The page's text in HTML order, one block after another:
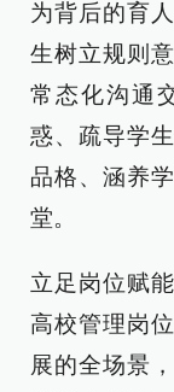
为背后的育
生树立规则
常态化沟通
惑、疏导学
品格、涵养
堂。
立足岗位赋
高校管理岗
展的全场景